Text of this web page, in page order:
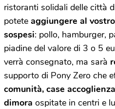
ristoranti solidali delle città
potete aggiungere al
sospesi: pollo, hamburger,
piadine del valore di 3 o 5
verrà consegnato, ma sarà
supporto di Pony Zero che
comunità, case
dimora ospitate in centri e